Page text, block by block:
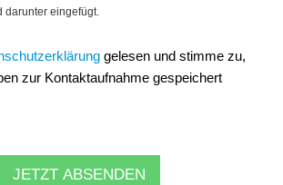
darunter eingefügt.
gelesen und stimme zu,
zur Kontaktaufnahme gespeichert
JETZT ABSENDEN